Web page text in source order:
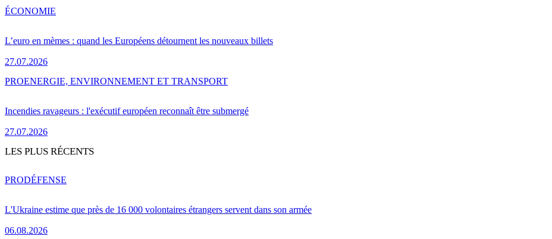
L’euro en mèmes : quand les Européens détournent les nouveaux billets
27.07.2026
ÉCONOMIE
Incendies ravageurs : l'exécutif européen reconnaît être submergé
27.07.2026
PROENERGIE, ENVIRONNEMENT ET TRANSPORT
LES PLUS RÉCENTS
L'Ukraine estime que près de 16 000 volontaires étrangers servent dans son armée
06.08.2026
PRODÉFENSE